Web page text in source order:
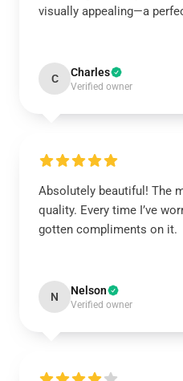
visually appealing—a
C Charles
Verified owner
Absolutely beautiful! The
quality. Every time I’ve
gotten compliments on it.
N Nelson
Verified owner